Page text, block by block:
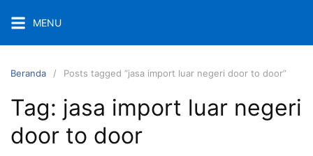
ke
konten
MENU
Beranda Posts tagged “jasa import luar negeri door to door”
Tag: jasa import luar negeri
door to door